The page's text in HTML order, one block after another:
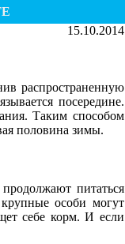
15.10.2014
распространенную
посередине.
Таким способом
половина зимы.
питаться
особи могут
себе корм. И если